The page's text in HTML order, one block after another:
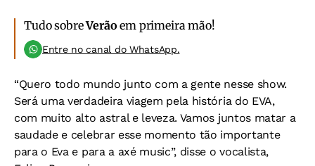
Tudo sobreVerão em primeira mão!
Entre no canal do WhatsApp.
“Quero todo mundo junto com a gente nesse show.
Será uma verdadeira viagem pela história do EVA,
com muito alto astral e leveza. Vamos juntos matar a
saudade e celebrar esse momento tão importante
para o Eva e para a axé music”, disse o vocalista,